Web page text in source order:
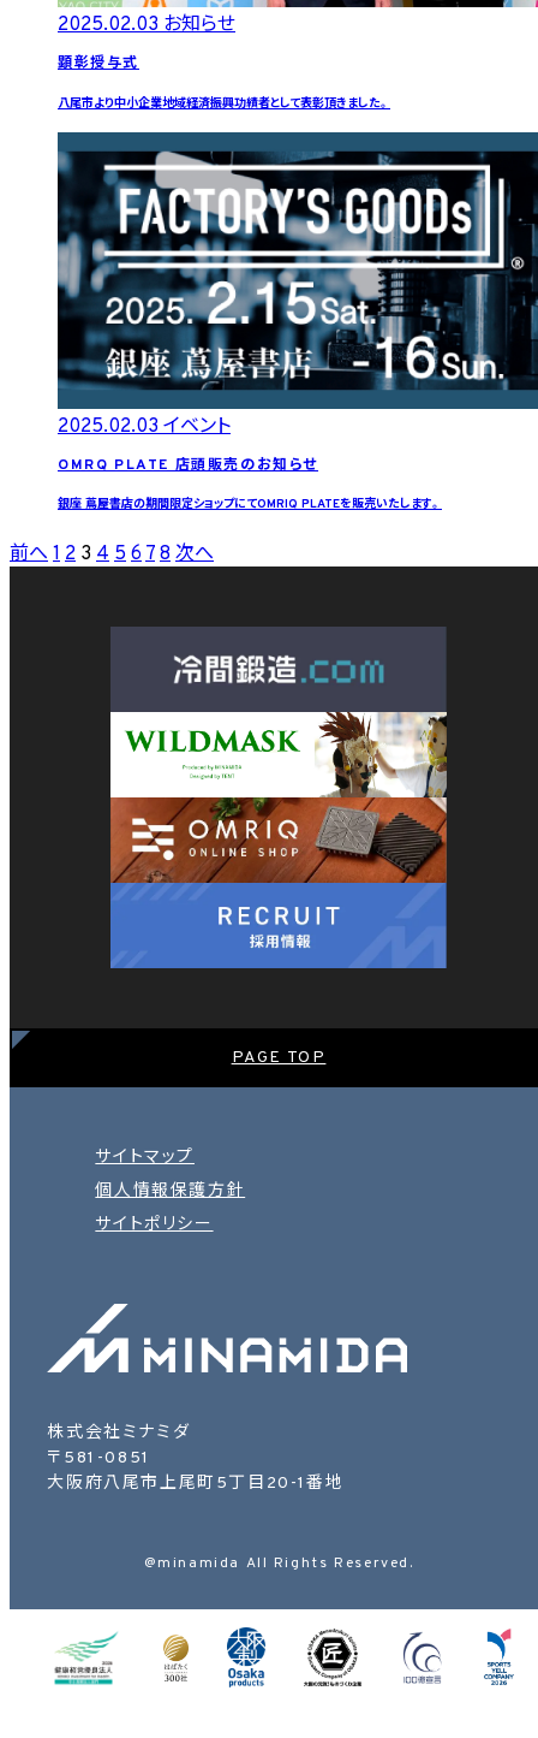
2025.02.03 お知らせ
顕彰授与式
八尾市より中小企業地域経済振興功績者として表彰頂きました。
2025.02.03 イベント
OMRQ PLATE 店頭販売のお知らせ
銀座 蔦屋書店の期間限定ショップにてOMRIQ PLATEを販売いたします。
投
前へ 1 2 3 4 5 6 7 8 次へ
PAGE TOP
株式会社ミナミダ
〒581-0851
大阪府八尾市上尾町5丁目20-1番地
@minamida All Rights Reserved.
サイトマップ
個人情報保護方針
サイトポリシー